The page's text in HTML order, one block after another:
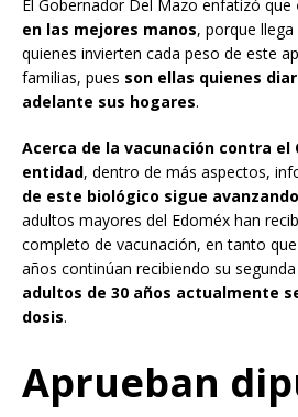
El Gobernador Del Mazo enfatizó que
en las mejores manos, porque
quienes invierten cada peso de este
familias, pues son ellas quienes
adelante sus hogares.
Acerca de la vacunación contra el
entidad, dentro de más aspectos,
de este biológico sigue avanzando
adultos mayores del Edoméx han
completo de vacunación, en tanto
años continúan recibiendo su
adultos de 30 años actualmente
dosis.
Aprueban